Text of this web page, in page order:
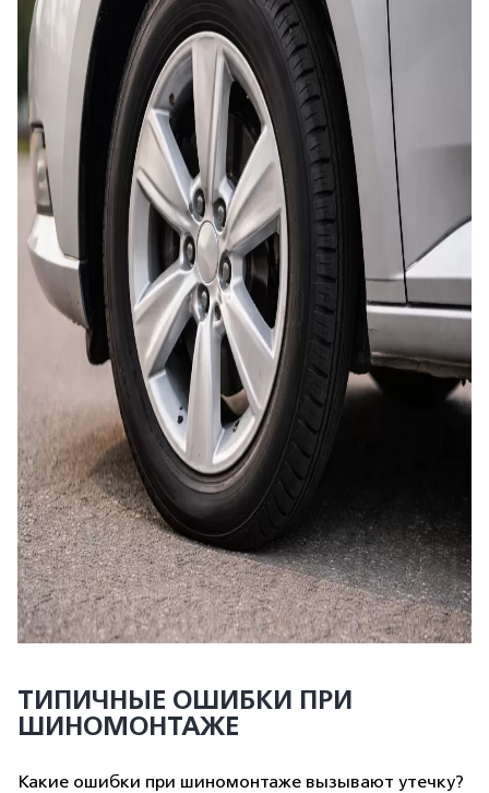
ТИПИЧНЫЕ ОШИБКИ ПРИ
ШИНОМОНТАЖЕ
Какие ошибки при шиномонтаже вызывают утечку?